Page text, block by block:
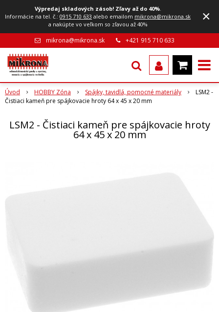
Výpredaj skladových zásob! Zľavy až do 40%.
Informácie na tel. č.:0915 710 633 alebo emailom mikrona@mikrona.sk
a nakúpte vo veľkom so zľavou až 40%
×
mikrona@mikrona.sk +421 915 710 633
Úvod HOBBY Zóna Spájky, tavidlá, pomocné materiály
LSM2 -
Čistiaci kameň pre spájkovacie hroty 64 x 45 x 20 mm
LSM2 - Čistiaci kameň pre spájkovacie hroty
64 x 45 x 20 mm